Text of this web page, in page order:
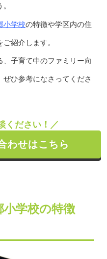
小学校の特徴や学区内の住
紹介します。
子育て中のファミリー向
ひ参考になさってくださ
ください！／
わせはこちら
学校の特徴